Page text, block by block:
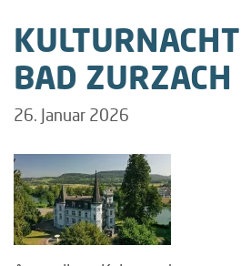
BAD ZURZACH
26. Januar 2026